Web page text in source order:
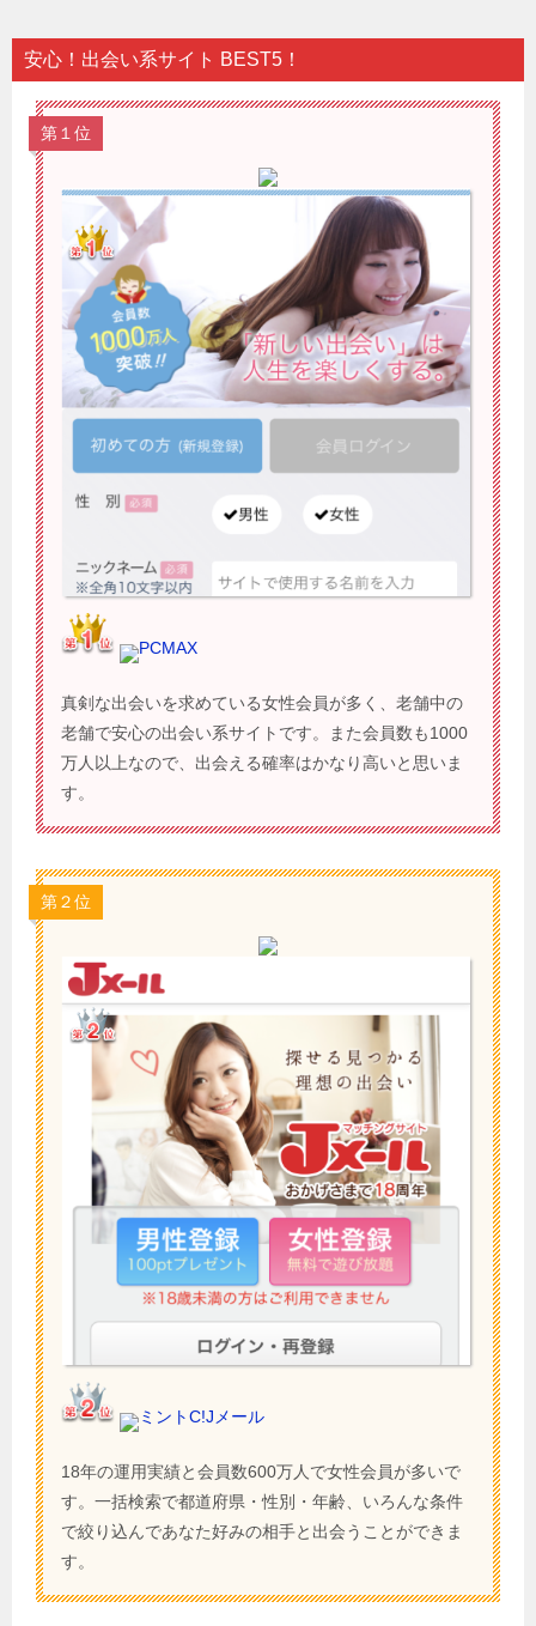
安心！出会い系サイト BEST5！
第１位
PCMAX
真剣な出会いを求めている女性会員が多く、老舗中の
老舗で安心の出会い系サイトです。また会員数も1000
万人以上なので、出会える確率はかなり高いと思いま
す。
第２位
ミントC!Jメール
18年の運用実績と会員数600万人で女性会員が多いで
す。一括検索で都道府県・性別・年齢、いろんな条件
で絞り込んであなた好みの相手と出会うことができま
す。